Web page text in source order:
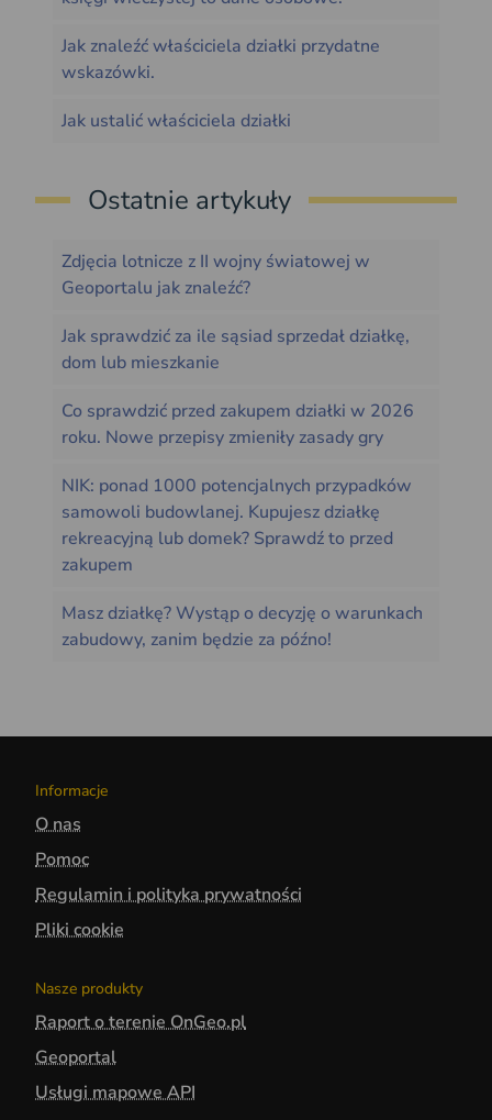
Jak znaleźć właściciela działki przydatne
wskazówki.
Jak ustalić właściciela działki
Ostatnie artykuły
Zdjęcia lotnicze z II wojny światowej w
Geoportalu jak znaleźć?
Jak sprawdzić za ile sąsiad sprzedał działkę,
dom lub mieszkanie
Co sprawdzić przed zakupem działki w 2026
roku. Nowe przepisy zmieniły zasady gry
NIK: ponad 1000 potencjalnych przypadków
samowoli budowlanej. Kupujesz działkę
rekreacyjną lub domek? Sprawdź to przed
zakupem
Masz działkę? Wystąp o decyzję o warunkach
zabudowy, zanim będzie za późno!
Informacje
O nas
Pomoc
Regulamin i polityka prywatności
Pliki cookie
Nasze produkty
Raport o terenie OnGeo.pl
Geoportal
Usługi mapowe API